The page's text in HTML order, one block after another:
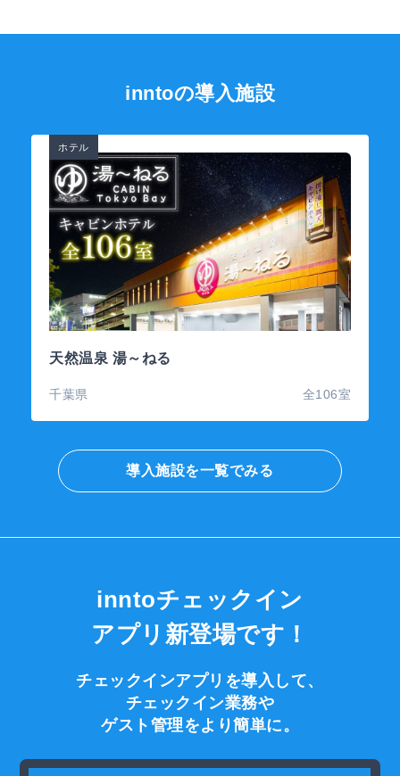
inntoの導入施設
天然温泉 湯～ねる
千葉県 全106室
ホテル
導入施設を一覧でみる
inntoチェックイン
アプリ 新登場です ！
チェックインアプリを導入して、
チェックイン業務や
ゲスト管理をより簡単に。